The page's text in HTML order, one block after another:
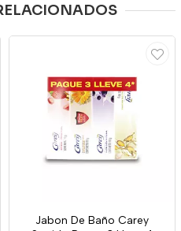
Jabon De Baño Carey